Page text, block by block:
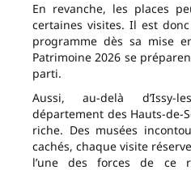
En revanche, les places
certaines visites. Il est
programme dès sa mise
Patrimoine 2026 se
parti.
Aussi, au-delà d’Issy-
département des Hauts-de-
riche. Des musées
cachés, chaque visite
l’une des forces de ce